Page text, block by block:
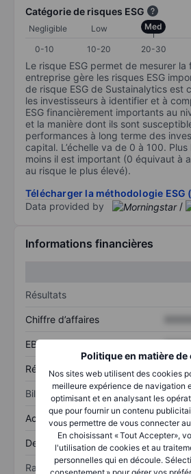
Politique en matière de
Nos sites web utilisent des cookies
meilleure expérience de navigation
optimisant et en analysant les
que pour fournir un contenu
vous permettre de vous connecter
En choisissant « Tout Accepter»,
l'utilisation de cookies et au
personnelles qui en découle.
consentement » pour gérer vos
Catégorie de risques ESG
Negligible Low Med
0-10
10-20 20-30
Le risque ESG permet de mesurer
entreprise gère les risques ESG
de risque ESG de Sustainalytics est
les investisseurs à identifier et à
ESG financièrement importants au
et la manière dont ils sont
performances à long terme des
capital. L’échelle va de 0 à 100.
moins il est important (0 équivaut à
au risque le plus élevé).
Télécharger la méthodologie ESG
Data provided by
/
Informations financières
Résultats
Chiffre d’affaires
EBITDA
Résultat net
Bilan
Actif total
Dette totale
Ratios